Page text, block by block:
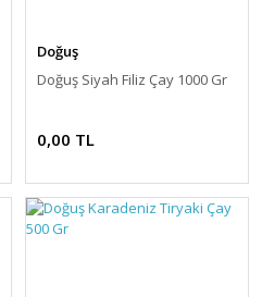
Doğuş
Doğuş Siyah Filiz Çay 1000 Gr
0,00 TL